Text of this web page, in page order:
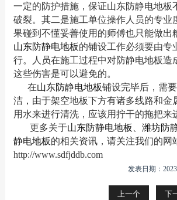
一定的防护措施，保证山东防静电地板
破裂。其二是施工单位操作人员的专业
果碰到不懂妥善使用的师傅也只能做出
山东防静电地板的铺设工作必须要由专
行。人员在施工过程中对防静电地板造
这些伤害是可以避免的。
在山东防静电地板铺设完毕后，需
洁，由于架空地板下方有诸多线路和金
用水来进行清洗，应该用拧干的拖把来
更多关于山东防静电地板 潍坊防
静电地板的相关资讯，请关注我们的网
http://www.sdfjddb.com
发表日期：
上一个 下